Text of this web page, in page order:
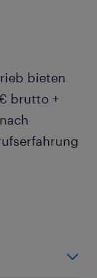
bieten
brutto +